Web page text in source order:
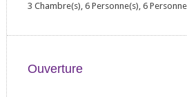
3 Chambre(s), 6 Personne(s), 6
Ouverture